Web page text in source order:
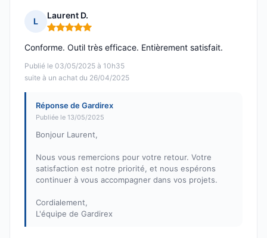
L
Laurent D.
Note : 5 sur 5
Publié le 03/05/2025 à 10h35
suite à un achat du 26/04/2025
Conforme. Outil très efficace. Entièrement satisfait.
Réponse de Gardirex
Publiée le 13/05/2025
Bonjour Laurent,
Nous vous remercions pour votre retour. Votre
satisfaction est notre priorité, et nous espérons
continuer à vous accompagner dans vos projets.
Cordialement,
L'équipe de Gardirex